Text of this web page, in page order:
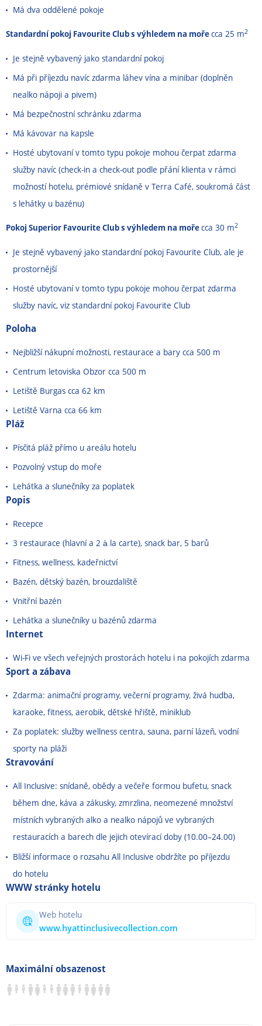
Má dva oddělené pokoje
Standardní pokoj Favourite Club s výhledem na mořecca 25 m2
Je stejně vybavený jako standardní pokoj
Má při příjezdu navíc zdarma láhev vína a minibar (doplněn
nealko nápoji a pivem)
Má bezpečnostní schránku zdarma
Má kávovar na kapsle
Hosté ubytovaní v tomto typu pokoje mohou čerpat zdarma
služby navíc (check-in a check-out podle přání klienta v rámci
možností hotelu, prémiové snídaně v Terra Café, soukromá část
s lehátky u bazénu)
Pokoj Superior Favourite Club s výhledem na mořecca 30 m2
Je stejně vybavený jako standardní pokoj Favourite Club, ale je
prostornější
Hosté ubytovaní v tomto typu pokoje mohou čerpat zdarma
služby navíc, viz standardní pokoj Favourite Club
Poloha
Nejbližší nákupní možnosti, restaurace a bary cca 500 m
Centrum letoviska Obzor cca 500 m
Letiště Burgas cca 62 km
Letiště Varna cca 66 km
Pláž
Písčitá pláž přímo u areálu hotelu
Pozvolný vstup do moře
Lehátka a slunečníky za poplatek
Popis
Recepce
3 restaurace (hlavní a 2 à la carte), snack bar, 5 barů
Fitness, wellness, kadeřnictví
Bazén, dětský bazén, brouzdaliště
Vnitřní bazén
Lehátka a slunečníky u bazénů zdarma
Internet
Wi-Fi ve všech veřejných prostorách hotelu i na pokojích zdarma
Sport a zábava
Zdarma: animační programy, večerní programy, živá hudba,
karaoke, fitness, aerobik, dětské hřiště, miniklub
Za poplatek: služby wellness centra, sauna, parní lázeň, vodní
sporty na pláži
Stravování
All Inclusive: snídaně, obědy a večeře formou bufetu, snack
během dne, káva a zákusky, zmrzlina, neomezené množství
místních vybraných alko a nealko nápojů ve vybraných
restauracích a barech dle jejich otevírací doby (10.00–24.00)
Bližší informace o rozsahu All Inclusive obdržíte po příjezdu
do hotelu
WWW stránky hotelu
Web hotelu
www.hyattinclusivecollection.com
Maximální obsazenost